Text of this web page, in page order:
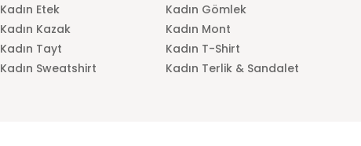
Kadın Etek
Kadın Gömlek
Kadın Kazak
Kadın Mont
Kadın Tayt
Kadın T-Shirt
Kadın Sweatshirt Kadın Terlik & Sandalet